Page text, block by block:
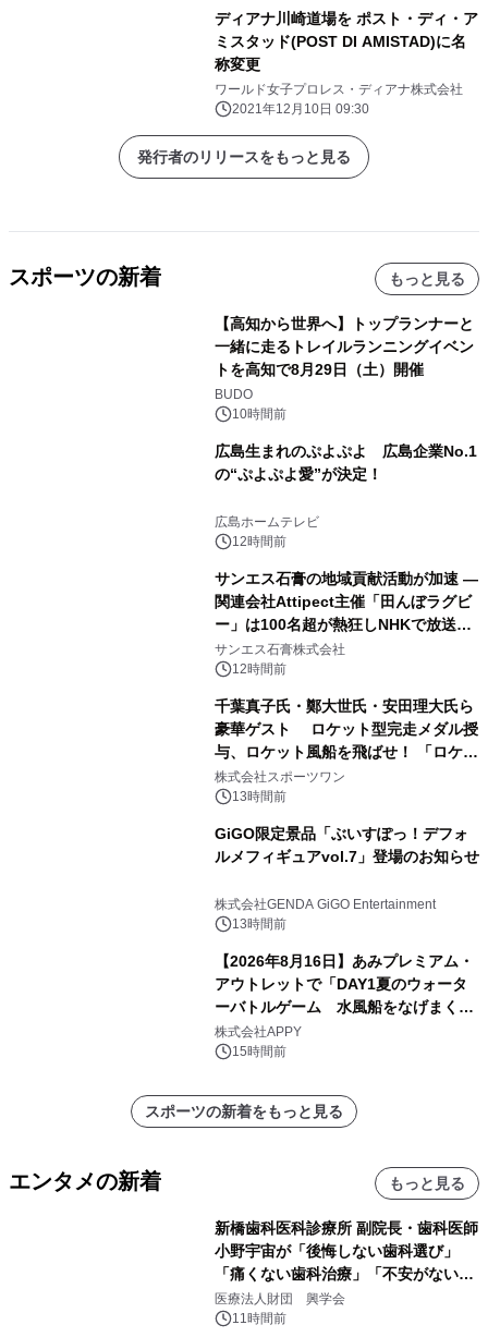
ディアナ川崎道場を ポスト・ディ・ア
ミスタッド(POST DI AMISTAD)に名
称変更
ワールド女子プロレス・ディアナ株式会社
2021年12月10日 09:30
発行者のリリースをもっと見る
スポーツの新着 もっと見る
【高知から世界へ】トップランナーと
一緒に走るトレイルランニングイベン
トを高知で8月29日（土）開催
BUDO
10時間前
広島生まれのぷよぷよ 広島企業No.1
の“ぷよぷよ愛”が決定！
広島ホームテレビ
12時間前
サンエス石膏の地域貢献活動が加速 ―
関連会社Attipect主催「田んぼラグビ
ー」は100名超が熱狂しNHKで放送さ
れました。
サンエス石膏株式会社
12時間前
千葉真子氏・鄭大世氏・安田理大氏ら
豪華ゲスト ロケット型完走メダル授
与、ロケット風船を飛ばせ！ 「ロケッ
トマラソン2026」開催
株式会社スポーツワン
13時間前
GiGO限定景品「ぶいすぽっ！デフォ
ルメフィギュアvol.7」登場のお知らせ
株式会社GENDA GiGO Entertainment
13時間前
【2026年8月16日】あみプレミアム・
アウトレットで「DAY1夏のウォータ
ーバトルゲーム 水風船をなげまくろ
う！」を開催
株式会社APPY
15時間前
スポーツの新着をもっと見る
エンタメの新着 もっと見る
新橋歯科医科診療所 副院長・歯科医師
小野宇宙が「後悔しない歯科選び」
「痛くない歯科治療」「不安がない治
療計画」をテーマに専門監修
医療法人財団 興学会
11時間前